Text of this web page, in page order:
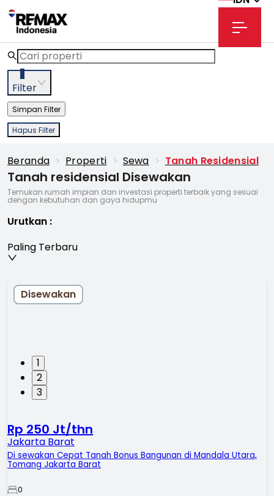
2
Filter
Simpan Filter
Hapus Filter
Beranda > Properti > Sewa > Tanah Residensial
Tanah residensial Disewakan
Temukan rumah impian dan investasi properti terbaik yang sesuai
dengan kebutuhan dan gaya hidupmu
Urutkan :
Paling Terbaru
1
2
3
Disewakan
Rp 250 Jt/thn
Jakarta Barat
Di sewakan Cepat Tanah Bonus Bangunan di Mandala Utara,
Tomang Jakarta Barat
0